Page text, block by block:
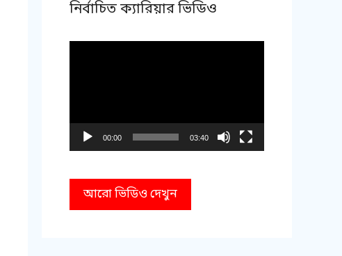
নির্বাচিত ক্যারিয়ার ভিডিও
00:00 03:40
আরো ভিডিও দেখুন